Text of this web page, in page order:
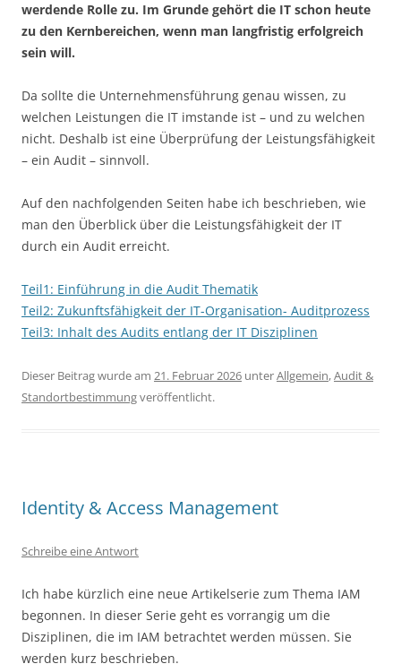
werdende Rolle zu. Im Grunde gehört die IT schon heute
zu den Kernbereichen, wenn man langfristig erfolgreich
sein will.
Da sollte die Unternehmensführung genau wissen, zu
welchen Leistungen die IT imstande ist – und zu welchen
nicht. Deshalb ist eine Überprüfung der Leistungsfähigkeit
– ein Audit – sinnvoll.
Auf den nachfolgenden Seiten habe ich beschrieben, wie
man den Überblick über die Leistungsfähigkeit der IT
durch ein Audit erreicht.
Teil1: Einführung in die Audit Thematik
Teil2: Zukunftsfähigkeit der IT-Organisation- Auditprozess
Teil3: Inhalt des Audits entlang der IT Disziplinen
Dieser Beitrag wurde am 21. Februar 2026 unterAllgemein,Audit &
Standortbestimmungveröffentlicht.
Identity & Access Management
Schreibe eine Antwort
Ich habe kürzlich eine neue Artikelserie zum Thema IAM
begonnen. In dieser Serie geht es vorrangig um die
Disziplinen, die im IAM betrachtet werden müssen. Sie
werden kurz beschrieben.